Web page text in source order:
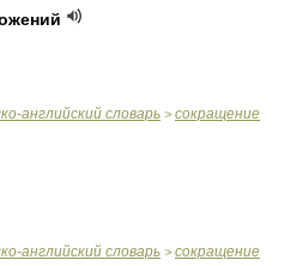
английский словарь > сокращение
английский словарь > сокращение